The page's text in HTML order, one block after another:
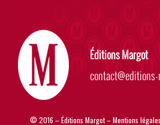
Éditions Margot
© 2016 – Éditions Margot –Mentions légales